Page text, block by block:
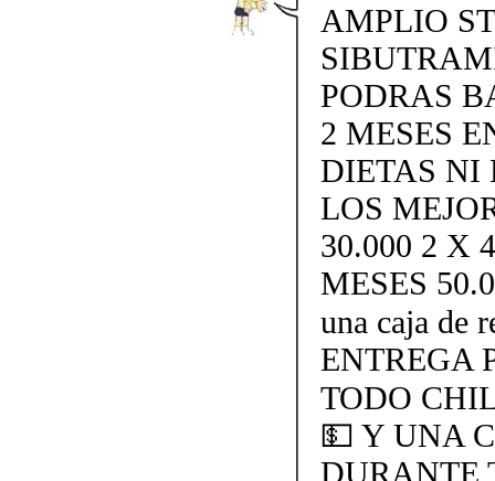
AMPLIO
PODRAS
2 MESES
DIETAS NI
LOS
30.000 2 X
MESES
una caja de
ENTREGA
TODO
💵 Y UNA
DURANTE